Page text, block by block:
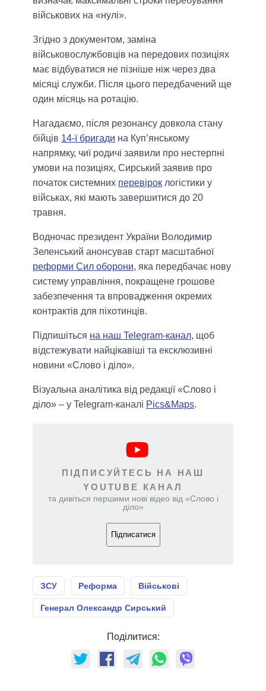
військових на «нулі».
Згідно з документом, заміна
військовослужбовців на передових позиціях
має відбуватися не пізніше ніж через два
місяці служби. Після цього передбачений ще
один місяць на ротацію.
Нагадаємо, після резонансу довкола стану
бійців 14-ї бригади на Куп’янському
напрямку, чиї родичі заявили про нестерпні
умови на позиціях, Сирський заявив про
початок системних перевірок логістики у
військах, які мають завершитися до 20
травня.
Водночас президент України Володимир
Зеленський анонсував старт масштабної
реформи Сил оборони, яка передбачає нову
систему управління, покращене грошове
забезпечення та впровадження окремих
контрактів для піхотинців.
Підпишіться на наш Telegram-канал, щоб
відстежувати найцікавіші та ексклюзивні
новини «Слово і діло».
Візуальна аналітика від редакції «Слово і
діло» – у Telegram-каналі Pics&Maps.
ПІДПИСУЙТЕСЬ НА НАШ
YOUTUBE КАНАЛ
та дивіться першими нові відео від «Слово і
діло»
Підписатися
ЗСУ Реформа Військові
Генерал Олександр Сирський
Поділитися: